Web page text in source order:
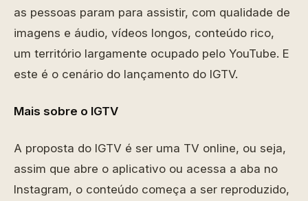
as pessoas param para assistir, com qualidade de
imagens e áudio, vídeos longos, conteúdo rico,
um território largamente ocupado pelo YouTube. E
este é o cenário do lançamento do IGTV.
Mais sobre o IGTV
A proposta do IGTV é ser uma TV online, ou seja,
assim que abre o aplicativo ou acessa a aba no
Instagram, o conteúdo começa a ser reproduzido,